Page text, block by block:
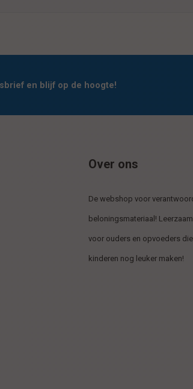
en blijf op de hoogte!
Over ons
De webshop voor
beloningsmateriaal!
voor ouders en opvoeders
kinderen nog leuker maken!